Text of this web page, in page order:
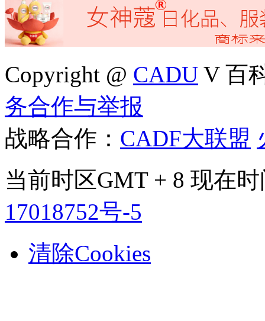
Copyright @ CADU V 百
务合作与举报
战略合作： CADF大联盟
当前时区GMT + 8 现在
17018752号-5
清除Cookies